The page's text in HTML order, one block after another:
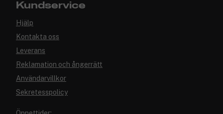
Kundservice
Hjälp
Kontakta oss
Leverans
Reklamation och ångerrätt
Användarvillkor
Sekretesspolicy